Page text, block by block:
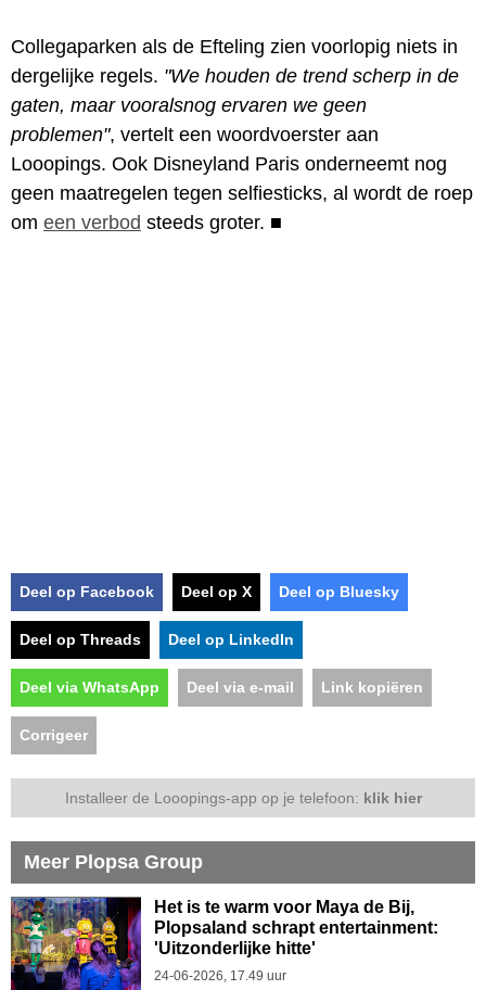
Collegaparken als de Efteling zien voorlopig niets in
dergelijke regels. "We houden de trend scherp in de
gaten, maar vooralsnog ervaren we geen
problemen", vertelt een woordvoerster aan
Looopings. Ook Disneyland Paris onderneemt nog
geen maatregelen tegen selfiesticks, al wordt de roep
om een verbod steeds groter. ■
Deel op Facebook Deel op X Deel op Bluesky
Deel op Threads Deel op LinkedIn
Deel via WhatsApp Deel via e-mail Link kopiëren
Corrigeer
Installeer de Looopings-app op je telefoon: klik hier
Meer Plopsa Group
Het is te warm voor Maya de Bij,
Plopsaland schrapt entertainment:
'Uitzonderlijke hitte'
24-06-2026, 17.49 uur